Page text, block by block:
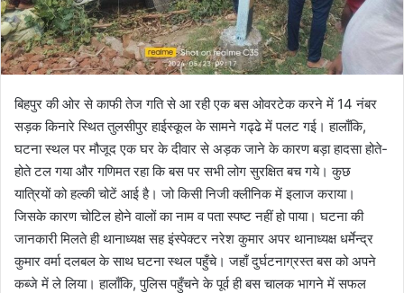
बिहपुर की ओर से काफी तेज गति से आ रही एक बस ओवरटेक करने में 14 नंबर
सड़क किनारे स्थित तुलसीपुर हाईस्कूल के सामने गढ्ढे में पलट गई। हालाँकि,
घटना स्थल पर मौजूद एक घर के दीवार से अड़क जाने के कारण बड़ा हादसा होते-
होते टल गया और गणिमत रहा कि बस पर सभी लोग सुरक्षित बच गये। कुछ
यात्रियों को हल्की चोटें आई है। जो किसी निजी क्लीनिक में इलाज कराया।
जिसके कारण चोटिल होने वालों का नाम व पता स्पष्ट नहीं हो पाया। घटना की
जानकारी मिलते ही थानाध्यक्ष सह इंस्पेक्टर नरेश कुमार अपर थानाध्यक्ष धर्मेन्द्र
कुमार वर्मा दलबल के साथ घटना स्थल पहुँचे। जहाँ दुर्घटनाग्रस्त बस को अपने
कब्जे में ले लिया। हालाँकि, पुलिस पहुँचने के पूर्व ही बस चालक भागने में सफल